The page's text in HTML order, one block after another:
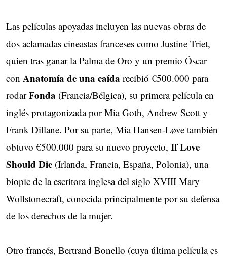
Las películas apoyadas incluyen las nuevas obras de
dos aclamadas cineastas franceses como Justine Triet,
quien tras ganar la Palma de Oro y un premio Óscar
con Anatomía de una caída recibió €500.000 para
rodarFonda (Francia/Bélgica), su primera película en
inglés protagonizada por Mia Goth, Andrew Scott y
Frank Dillane. Por su parte, Mia Hansen-Løve también
obtuvo €500.000 para su nuevo proyecto, If Love
Should Die (Irlanda, Francia, España, Polonia), una
biopic de la escritora inglesa del siglo XVIII Mary
Wollstonecraft, conocida principalmente por su defensa
de los derechos de la mujer.
Otro francés, Bertrand Bonello (cuya última película es